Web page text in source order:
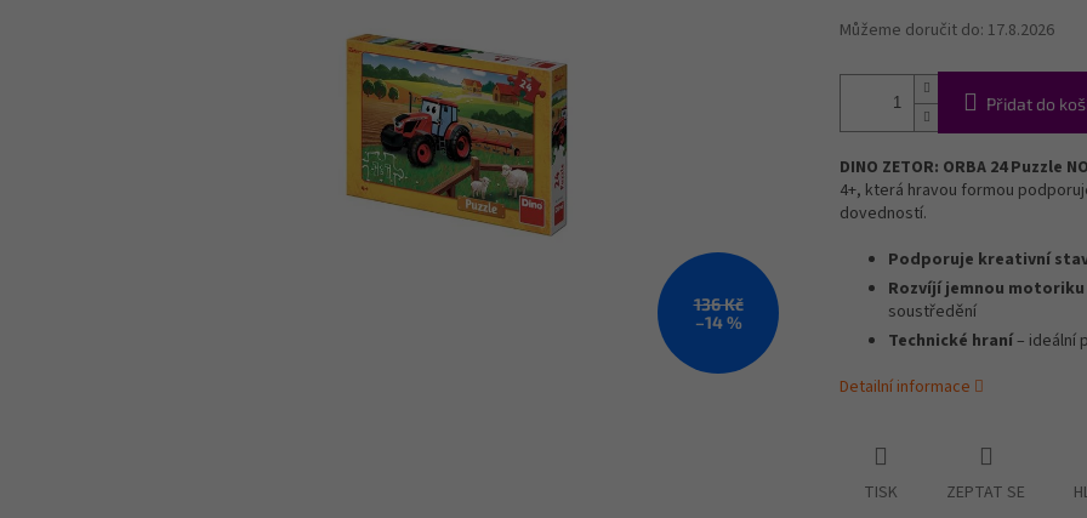
136 Kč
–14 %
Můžeme doručit do: 17.8.2026
Přidat do
DINO ZETOR: ORBA 24 Puzzle
4+, která hravou formou
dovedností.
Podporuje kreativní
Rozvíjí jemnou motoriku
soustředění
Technické hraní– ideální
Detailní informace
TISK ZEPTAT SE